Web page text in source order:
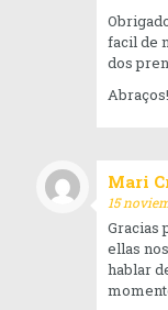
facil de
dos
Abraços!
Mari
15
Gracias
ellas
hablar